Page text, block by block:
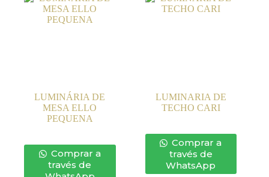
LUMINÁRIA DE
MESA ELLO
PEQUENA
Comprar a
través de
LUMINARIA DE
TECHO CARI
Comprar a
través de
WhatsApp